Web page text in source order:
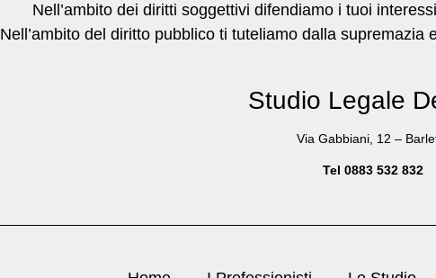
Nell’ambito dei diritti soggettivi difendiamo i tuoi
Nell’ambito del diritto pubblico ti tuteliamo dalla
Studio Legale
Via Gabbiani, 12 –
Tel 0883 532 832